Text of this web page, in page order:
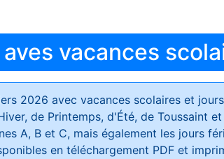
vacances
2026 avec vacances scolaires et
de Printemps, d'Été, de Toussaint
A, B et C, mais également les jours
en téléchargement PDF et